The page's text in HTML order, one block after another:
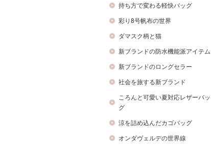
持ち方で変わる軽快バッグ
彩り8号帆布の世界
ダマスク柄と猫
新ブランドの防水機能派アイテム
新ブランドのロングセラー
社会を旅する新ブランド
ころんと可愛い夏対応レザーバッ
グ
涼を詰め込んだカゴバッグ
オンダヴェルデの世界線